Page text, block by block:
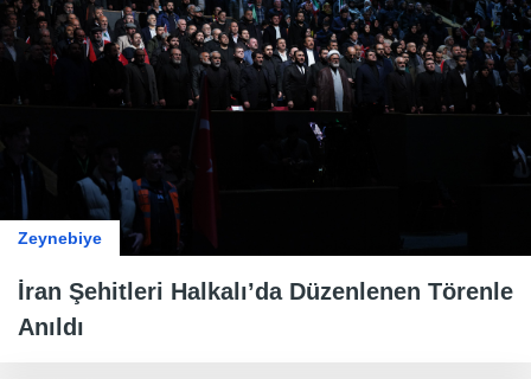
Zeynebiye
İran Şehitleri Halkalı’da Düzenlenen Törenle
Anıldı